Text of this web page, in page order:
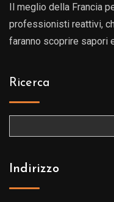
Il meglio della Francia
professionisti reattivi,
faranno scoprire sapori
Ricerca
Indirizzo